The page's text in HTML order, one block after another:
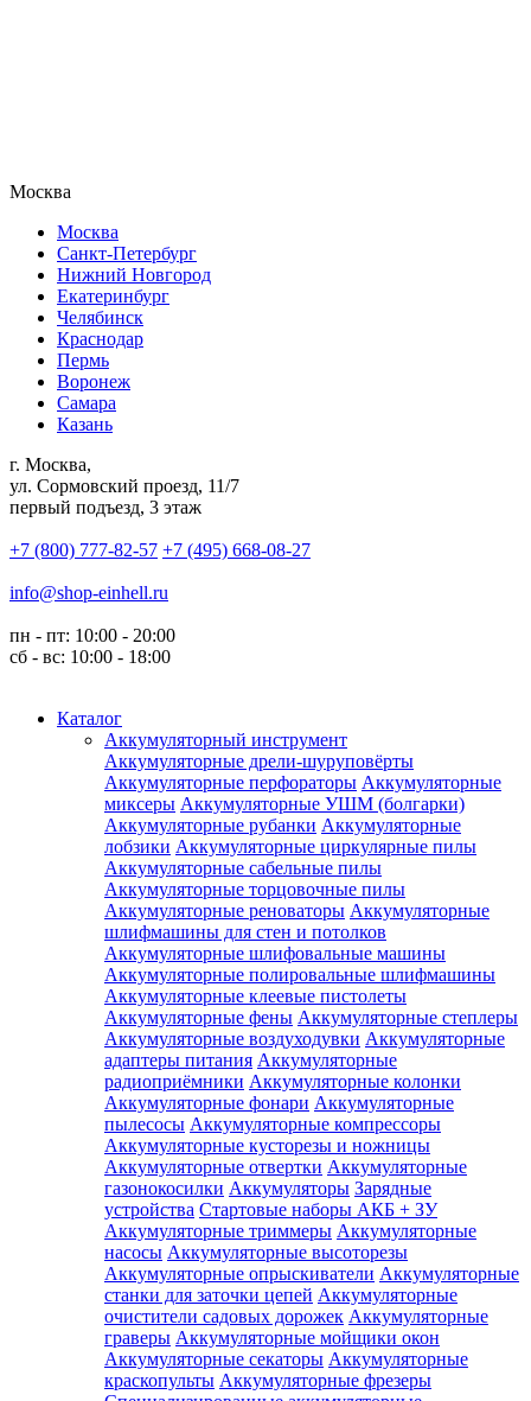
Москва
Москва
Санкт-Петербург
Нижний Новгород
Екатеринбург
Челябинск
Краснодар
Пермь
Воронеж
Самара
Казань
г. Москва,
ул. Сормовский проезд, 11/7
первый подъезд, 3 этаж
+7 (800) 777-82-57 +7 (495) 668-08-27
info@shop-einhell.ru
пн - пт: 10:00 - 20:00
сб - вс: 10:00 - 18:00
Каталог
Аккумуляторный инструмент
Аккумуляторные дрели-шуруповёрты
Аккумуляторные перфораторы Аккумуляторные
миксеры Аккумуляторные УШМ (болгарки)
Аккумуляторные рубанки Аккумуляторные
лобзики Аккумуляторные циркулярные пилы
Аккумуляторные сабельные пилы
Аккумуляторные торцовочные пилы
Аккумуляторные реноваторы Аккумуляторные
шлифмашины для стен и потолков
Аккумуляторные шлифовальные машины
Аккумуляторные полировальные шлифмашины
Аккумуляторные клеевые пистолеты
Аккумуляторные фены Аккумуляторные степлеры
Аккумуляторные воздуходувки Аккумуляторные
адаптеры питания Аккумуляторные
радиоприёмники Аккумуляторные колонки
Аккумуляторные фонари Аккумуляторные
пылесосы Аккумуляторные компрессоры
Аккумуляторные кусторезы и ножницы
Аккумуляторные отвертки Аккумуляторные
газонокосилки Аккумуляторы Зарядные
устройства Стартовые наборы АКБ + ЗУ
Аккумуляторные триммеры Аккумуляторные
насосы Аккумуляторные высоторезы
Аккумуляторные опрыскиватели Аккумуляторные
станки для заточки цепей Аккумуляторные
очистители садовых дорожек Аккумуляторные
граверы Аккумуляторные мойщики окон
Аккумуляторные секаторы Аккумуляторные
краскопульты Аккумуляторные фрезеры